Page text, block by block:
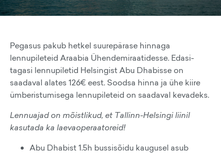
Pegasus pakub hetkel suurepärase hinnaga
lennupileteid Araabia Ühendemiraatidesse. Edasi-
tagasi lennupiletid Helsingist Abu Dhabisse on
saadaval alates 126€ eest. Soodsa hinna ja ühe kiire
ümberistumisega lennupileteid on saadaval kevadeks.
Lennuajad on mõistlikud, et Tallinn-Helsingi liinil
kasutada ka laevaoperaatoreid!
Abu Dhabist 1.5h bussisõidu kaugusel asub